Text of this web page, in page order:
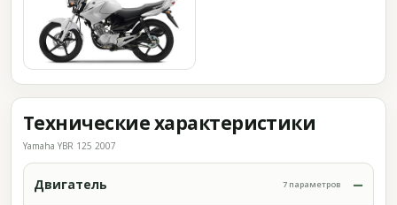
Технические характеристики
Yamaha YBR 125 2007
Двигатель 7 параметров